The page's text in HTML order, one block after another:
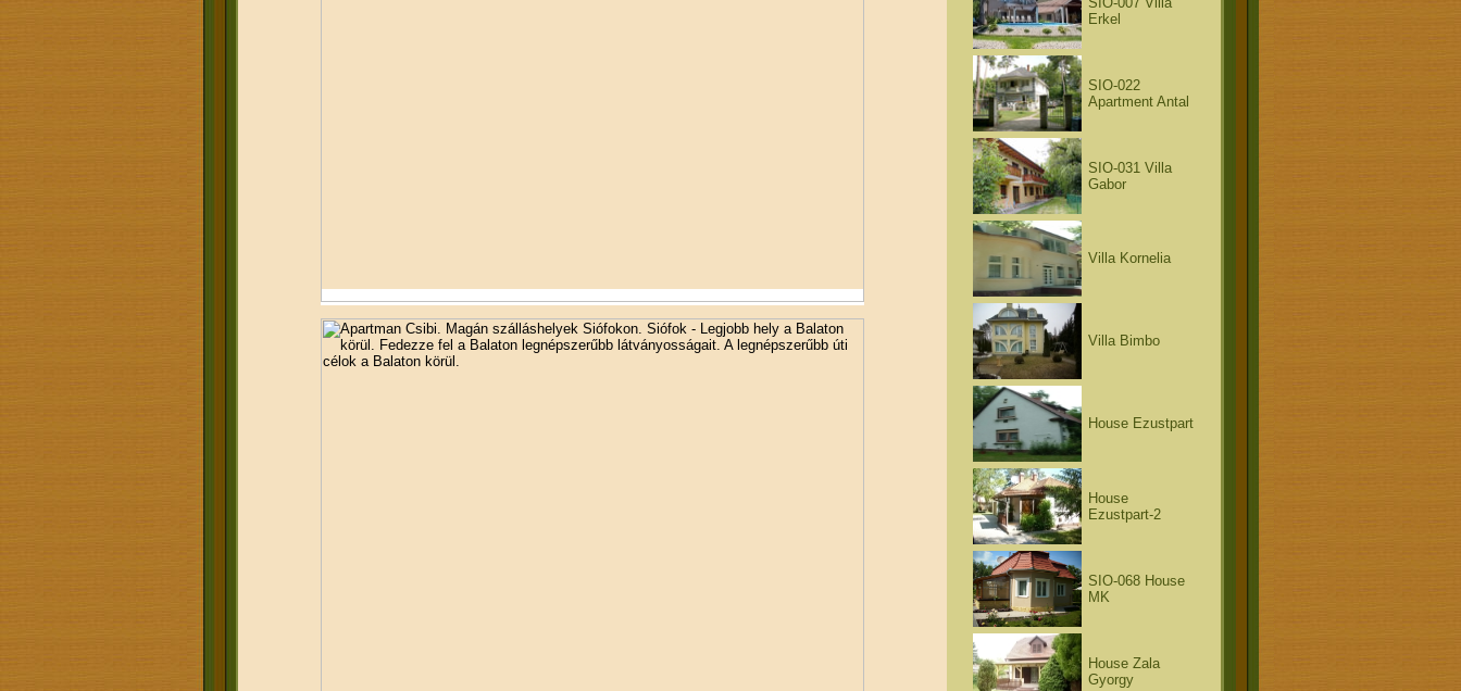
Erkel
SIO-022
Apartment Antal
SIO-031 Villa
Gabor
Villa Kornelia
Villa Bimbo
House Ezustpart
House
Ezustpart-2
SIO-068 House
MK
House Zala
Gyorgy